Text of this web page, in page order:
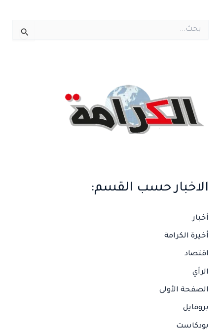
الاخبار حسب القسم:
أخبار
أخيرة الكرامة
اقتصاد
الرأي
الصفحة الأولى
بروفايل
بودكاست